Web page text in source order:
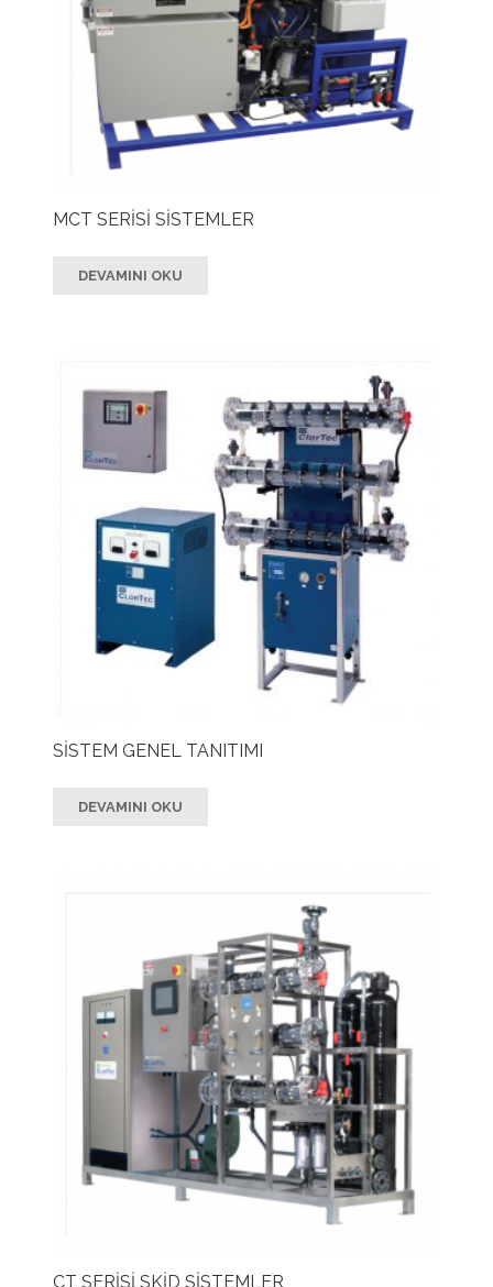
MCT SERİSİ SİSTEMLER
DEVAMINI OKU
SİSTEM GENEL TANITIMI
DEVAMINI OKU
CT SERİSİ SKİD SİSTEMLER